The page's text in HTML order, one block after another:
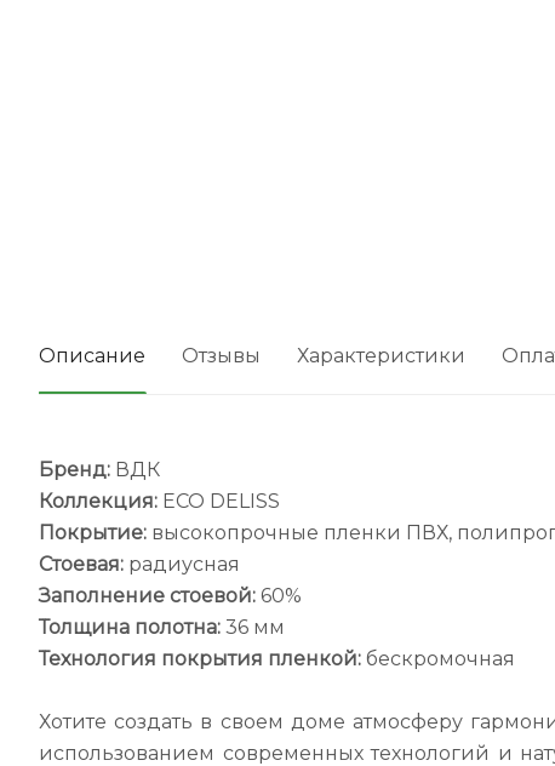
Описание Отзывы Характеристики
Бренд: ВДК
Коллекция: ECO DELISS
Покрытие: высокопрочные пленки ПВХ,
Стоевая: радиусная
Заполнение стоевой: 60%
Толщина полотна: 36 мм
Технология покрытия пленкой: бескромочная
Хотите создать в своем доме атмосферу
использованием современных технологий и